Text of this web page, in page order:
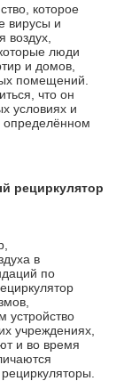
которое
вирусы и
воздух,
люди
и домов,
помещений.
что он
условиях и
определённом
рециркулятор
в
по
устройство
учреждениях,
и во время